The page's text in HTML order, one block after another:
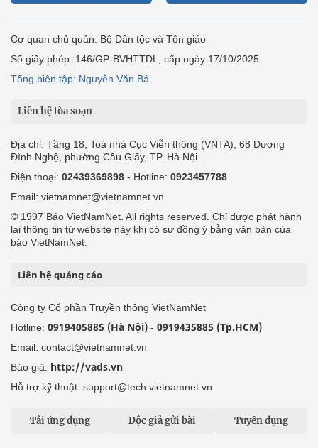
Cơ quan chủ quản: Bộ Dân tộc và Tôn giáo
Số giấy phép: 146/GP-BVHTTDL, cấp ngày 17/10/2025
Tổng biên tập: Nguyễn Văn Bá
Liên hệ tòa soạn
Địa chỉ: Tầng 18, Toà nhà Cục Viễn thông (VNTA), 68 Dương
Đình Nghệ, phường Cầu Giấy, TP. Hà Nội.
Điện thoại: 02439369898 - Hotline: 0923457788
Email: vietnamnet@vietnamnet.vn
© 1997 Báo VietNamNet. All rights reserved. Chỉ được phát hành
lại thông tin từ website này khi có sự đồng ý bằng văn bản của
báo VietNamNet.
Liên hệ quảng cáo
Công ty Cổ phần Truyền thông VietNamNet
Hotline: 0919405885 (Hà Nội) - 0919435885 (Tp.HCM)
Email: contact@vietnamnet.vn
Báo giá: http://vads.vn
Hỗ trợ kỹ thuật: support@tech.vietnamnet.vn
Tải ứng dụng Độc giả gửi bài Tuyển dụng